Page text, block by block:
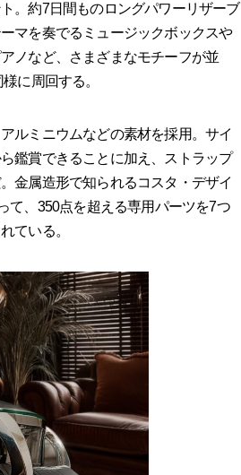
。約7日間ものロングパワーリザーブ
マを奏でるミュージックボックスや
ノなど、さまざまなモチーフが並
に周回する。
ルミニウムなどの素材を採用。サイ
鑑賞できることに加え、ストラップ
金属造形で知られるコスタ・デザイ
て、350点を超える専用パーツを7つ
ている。